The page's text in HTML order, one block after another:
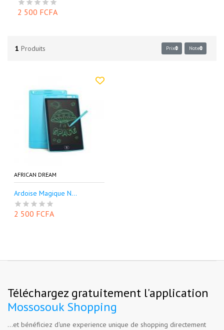
2 500 FCFA
1 Produits Prix Note
AFRICAN DREAM
Ardoise Magique N...
2 500 FCFA
Téléchargez gratuitement l'application
Mossosouk Shopping
...et bénéficiez d'une experience unique de shopping directement